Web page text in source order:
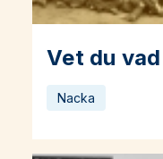
Vet du
Läs mer om Vet
Nacka